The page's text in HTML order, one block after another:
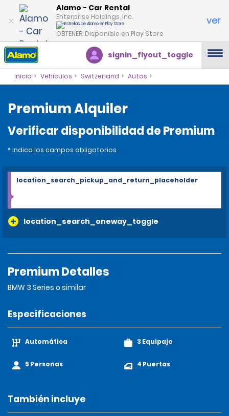
Alamo - Car Rental
Enterprise Holdings, Inc.
OBTENER: Disponible en Play Store
ver
signin_flyout_toggle
Inicio Vehículos Switzerland Autos
Premium Alquiler
Verificar disponibilidad de Premium
* Indica los campos obligatorios
location_search_oneway_toggle
location_search_pickup_and_return_placeholder
Premium Detalles
BMW 3 Series o similar
Especificaciones
Automática
5 Personas
3 Equipaje
4 Puertas
También incluye